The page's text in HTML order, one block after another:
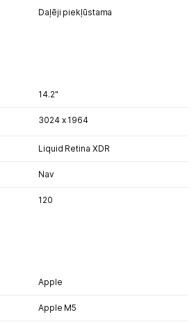
Daļēji piekļūstama
14.2"
3024 x 1964
Liquid Retina XDR
Nav
120
Apple
Apple M5